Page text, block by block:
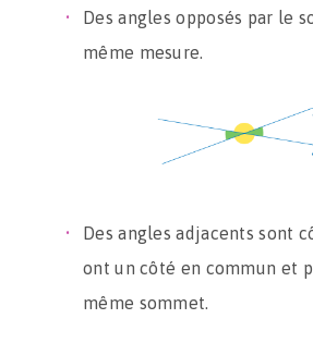
Des angles opposés par le
même mesure.
Des angles adjacents sont
ont un côté en commun et
même sommet.